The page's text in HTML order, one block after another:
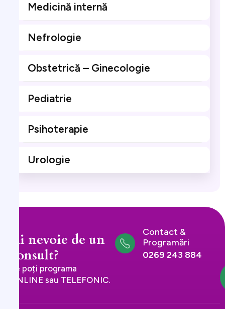
Medicină internă
Nefrologie
Obstetrică – Ginecologie
Pediatrie
Psihoterapie
Urologie
Ai nevoie de un
consult?
Te poți programa
ONLINE sau TELEFONIC.
Contact &
Programări
0269 243 884